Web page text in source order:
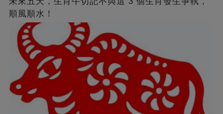
順風順水！